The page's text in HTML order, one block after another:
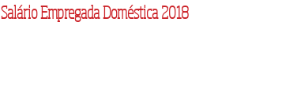
Salário Empregada Doméstica 2018